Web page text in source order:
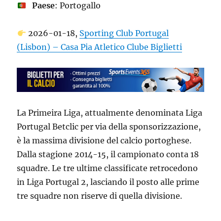
Paese: Portogallo
2026-01-18, Sporting Club Portugal
(Lisbon) – Casa Pia Atletico Clube Biglietti
La Primeira Liga, attualmente denominata Liga
Portugal Betclic per via della sponsorizzazione,
è la massima divisione del calcio portoghese.
Dalla stagione 2014-15, il campionato conta 18
squadre. Le tre ultime classificate retrocedono
in Liga Portugal 2, lasciando il posto alle prime
tre squadre non riserve di quella divisione.